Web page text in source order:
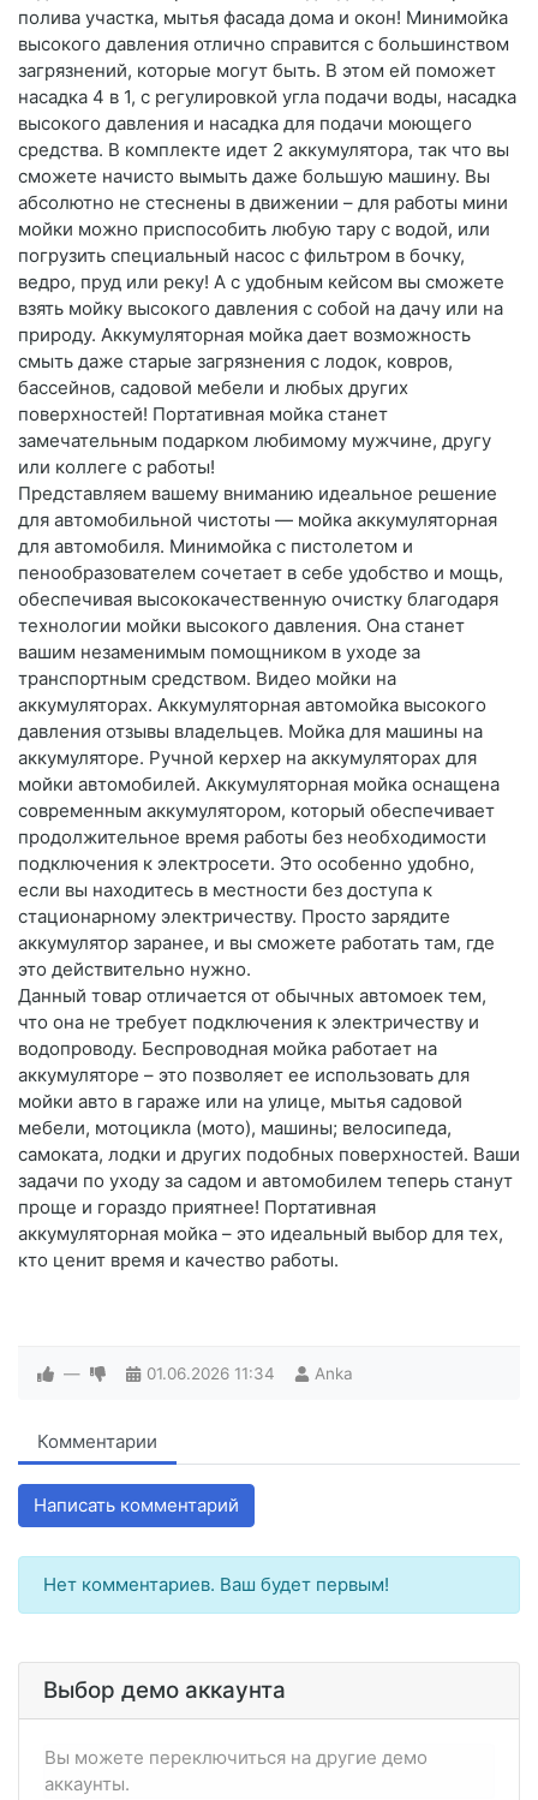
полива участка, мытья фасада дома и окон! Минимойка
высокого давления отлично справится с большинством
загрязнений, которые могут быть. В этом ей поможет
насадка 4 в 1, с регулировкой угла подачи воды, насадка
высокого давления и насадка для подачи моющего
средства. В комплекте идет 2 аккумулятора, так что вы
сможете начисто вымыть даже большую машину. Вы
абсолютно не стеснены в движении – для работы мини
мойки можно приспособить любую тару с водой, или
погрузить специальный насос с фильтром в бочку,
ведро, пруд или реку! А с удобным кейсом вы сможете
взять мойку высокого давления с собой на дачу или на
природу. Аккумуляторная мойка дает возможность
смыть даже старые загрязнения с лодок, ковров,
бассейнов, садовой мебели и любых других
поверхностей! Портативная мойка станет
замечательным подарком любимому мужчине, другу
или коллеге с работы!
Представляем вашему вниманию идеальное решение
для автомобильной чистоты — мойка аккумуляторная
для автомобиля. Минимойка с пистолетом и
пенообразователем сочетает в себе удобство и мощь,
обеспечивая высококачественную очистку благодаря
технологии мойки высокого давления. Она станет
вашим незаменимым помощником в уходе за
транспортным средством. Видео мойки на
аккумуляторах. Аккумуляторная автомойка высокого
давления отзывы владельцев. Мойка для машины на
аккумуляторе. Ручной керхер на аккумуляторах для
мойки автомобилей. Аккумуляторная мойка оснащена
современным аккумулятором, который обеспечивает
продолжительное время работы без необходимости
подключения к электросети. Это особенно удобно,
если вы находитесь в местности без доступа к
стационарному электричеству. Просто зарядите
аккумулятор заранее, и вы сможете работать там, где
это действительно нужно.
Данный товар отличается от обычных автомоек тем,
что она не требует подключения к электричеству и
водопроводу. Беспроводная мойка работает на
аккумуляторе – это позволяет ее использовать для
мойки авто в гараже или на улице, мытья садовой
мебели, мотоцикла (мото), машины; велосипеда,
самоката, лодки и других подобных поверхностей. Ваши
задачи по уходу за садом и автомобилем теперь станут
проще и гораздо приятнее! Портативная
аккумуляторная мойка – это идеальный выбор для тех,
кто ценит время и качество работы.
— 01.06.2026 11:34 Anka
Комментарии
Написать комментарий
Нет комментариев. Ваш будет первым!
Выбор демо аккаунта
Вы можете переключиться на другие демо
аккаунты.